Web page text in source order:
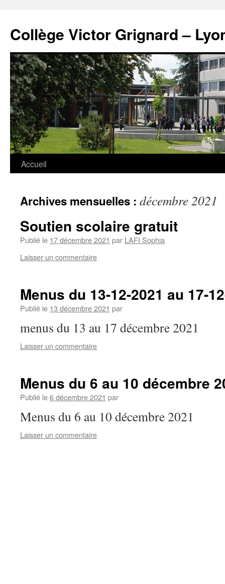
contenu
Collège Victor Grignard –
Accueil
Archives mensuelles : décembre 2021
Soutien scolaire gratuit
Publié le 17 décembre 2021 par LAFI Sophia
Laisser un commentaire
Menus du 13-12-2021 au 17-
Publié le 13 décembre 2021 par
menus du 13 au 17 décembre 2021
Laisser un commentaire
Menus du 6 au 10 décembre
Publié le6 décembre 2021 par
Menus du 6 au 10 décembre 2021
Laisser un commentaire